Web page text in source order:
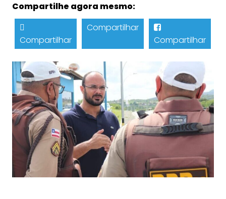
Compartilhe agora mesmo:
Compartilhar
Compartilhar
Compartilhar